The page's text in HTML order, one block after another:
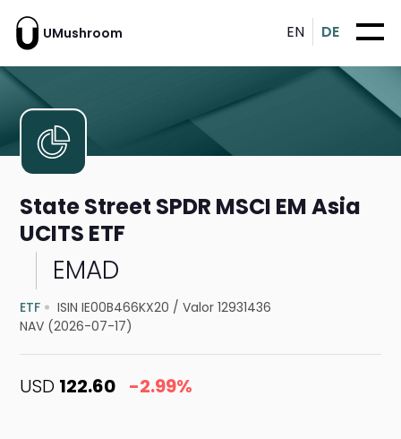
UMushroom EN DE
State Street SPDR MSCI EM Asia
UCITS ETF
EMAD
ETF ISIN IE00B466KX20 /Valor 12931436
NAV (2026-07-17)
USD 122.60 -2.99%